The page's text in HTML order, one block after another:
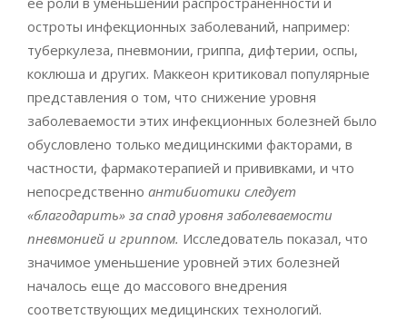
остроты инфекционных заболеваний, например:
туберкулеза, пневмонии, гриппа, дифтерии, оспы,
коклюша и других. Маккеон критиковал популярные
представления о том, что снижение уровня
заболеваемости этих инфекционных болезней было
обусловлено только медицинскими факторами, в
частности, фармакотерапией и прививками, и что
непосредственно антибиотики следует
«благодарить» за спад уровня заболеваемости
пневмонией и гриппом. Исследователь показал, что
значимое уменьшение уровней этих болезней
началось еще до массового внедрения
соответствующих медицинских технологий.